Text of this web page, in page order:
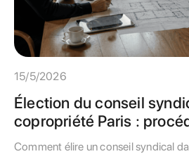
15/5/2026
Élection du conseil
copropriété Paris :
Comment élire un conseil syndical